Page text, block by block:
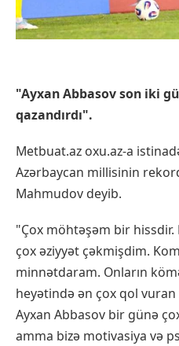
"Ayxan Abbasov son iki
qazandırdı".
Metbuat.az oxu.az-a
Azərbaycan millisinin
Mahmudov deyib.
"Çox möhtəşəm bir
çox əziyyət çəkmişdim.
minnətdaram. Onların
heyətində ən çox qol
Ayxan Abbasov bir günə
amma bizə motivasiya və